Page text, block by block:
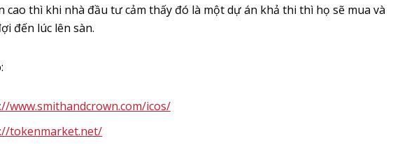
cao thì khi nhà đầu tư cảm thấy đó là một dự án khả thi thì họ sẽ mua và
đến lúc lên sàn.
www.smithandcrown.com/icos/
tokenmarket.net/